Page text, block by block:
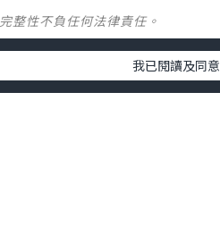
整性不負任何法律責任。
我已閱讀及同意